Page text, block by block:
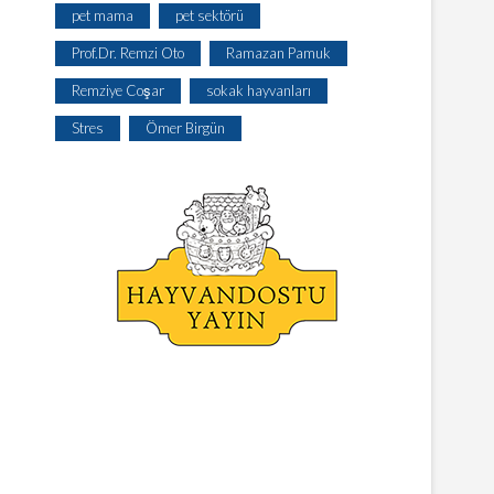
pet mama pet sektörü
Prof.Dr. Remzi Oto Ramazan Pamuk
Remziye Coşar sokak hayvanları
Stres Ömer Birgün